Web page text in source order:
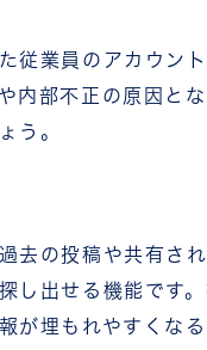
従業員のアカウン
内部不正の原因と
う。
去の投稿や共有さ
し出せる機能です
が埋もれやすくな